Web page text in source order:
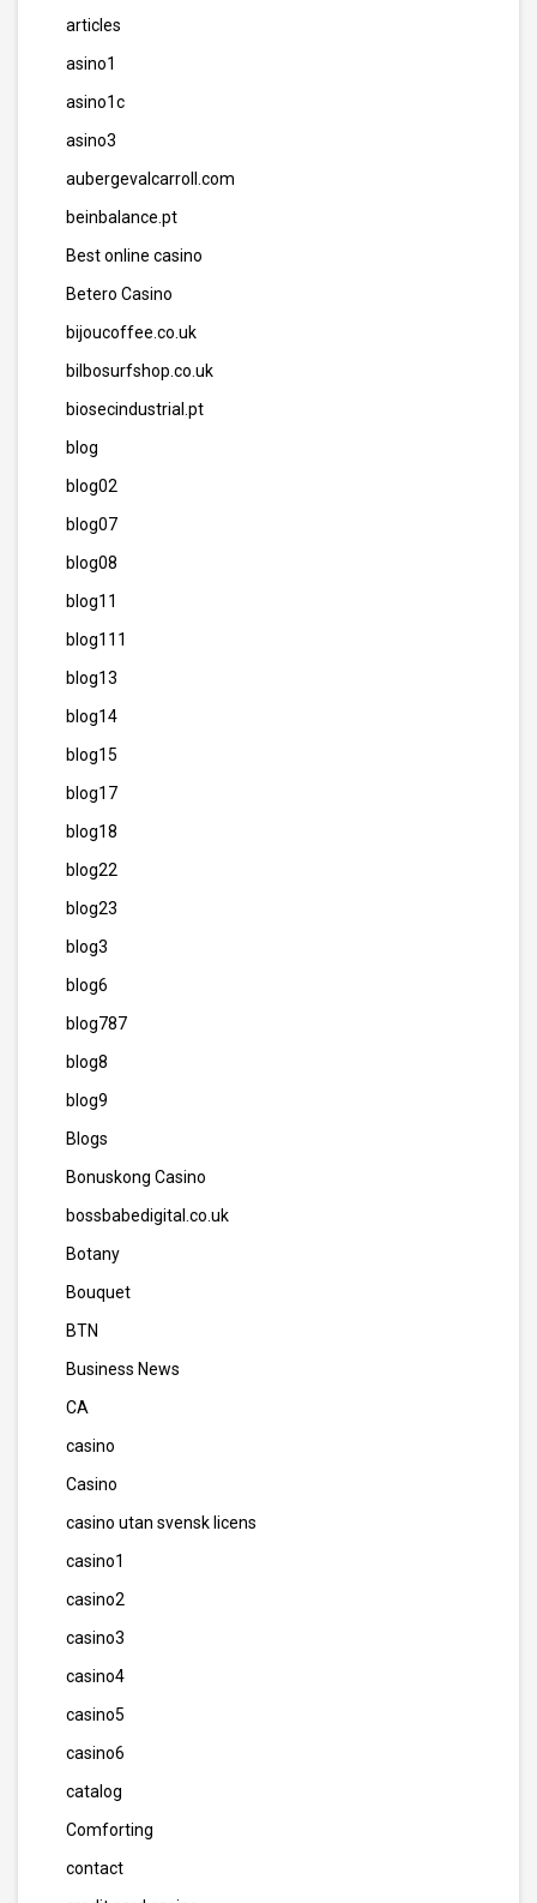
articles
asino1
asino1c
asino3
aubergevalcarroll.com
beinbalance.pt
Best online casino
Betero Casino
bijoucoffee.co.uk
bilbosurfshop.co.uk
biosecindustrial.pt
blog
blog02
blog07
blog08
blog11
blog111
blog13
blog14
blog15
blog17
blog18
blog22
blog23
blog3
blog6
blog787
blog8
blog9
Blogs
Bonuskong Casino
bossbabedigital.co.uk
Botany
Bouquet
BTN
Business News
CA
casino
Casino
casino utan svensk licens
casino1
casino2
casino3
casino4
casino5
casino6
catalog
Comforting
contact